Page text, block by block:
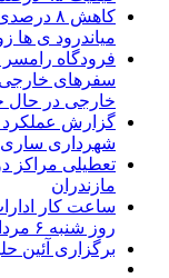
کاهش ۸
میاندرود ی ها
فرودگاه
خارجی در حال
گزارش عملکرد
شهرداری ساری
مازندران
روز شنبه ۶ مردادماه
برگزاری آئین